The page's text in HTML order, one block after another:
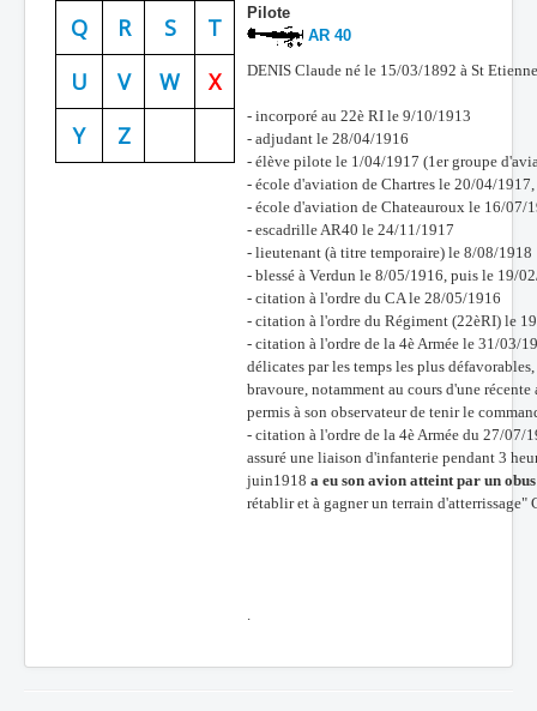
Batailles
Cahiers des As
Q
R S
T
U
V W
X
Y
Z
Pilote
AR 40
DENIS Claude né le 15/03/1892 à St
- incorporé au 22è RI le 9/10/1913
- adjudant le 28/04/1916
- élève pilote le 1/04/1917 (1er groupe
- école d'aviation de Chartres le 20/04/
- école d'aviation de Chateauroux le 16/07/
- escadrille AR40 le 24/11/1917
- lieutenant (à titre temporaire) le 8/08/1918
- blessé à Verdun le 8/05/1916, puis le 19/
- citation à l'ordre du CA le 28/05/1916
- citation à l'ordre du Régiment (22èRI) le
- citation à l'ordre de la 4è Armée le 31/03/
délicates par les temps les plus
bravoure, notamment au cours d'une
permis à son observateur de tenir le
- citation à l'ordre de la 4è Armée du 27/07/
assuré une liaison d'infanterie pendant 3
juin1918 a eu son avion atteint par un
rétablir et à gagner un terrain d'atterrissage"